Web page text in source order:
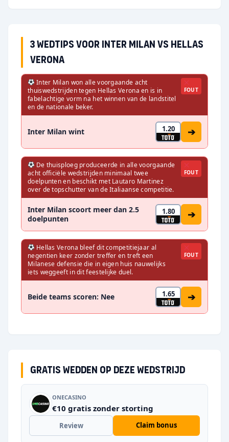
3 wedtips voor Inter Milan vs Hellas
Verona
Inter Milan won alle voorgaande acht
thuiswedstrijden tegen Hellas Verona en is in
fabelachtige vorm na het winnen van de landstitel
en de nationale beker.
FOUT
Inter Milan wint 1.20 ➔
De thuisploeg produceerde in alle voorgaande
acht officiële wedstrijden minimaal twee
doelpunten en beschikt met Lautaro Martinez
over de topschutter van de Italiaanse competitie.
FOUT
Inter Milan scoort meer dan 2.5
doelpunten
1.80 ➔
Hellas Verona bleef dit competitiejaar al
negentien keer zonder treffer en treft een
Milanese defensie die in eigen huis nauwelijks
iets weggeeft in dit feestelijke duel.
FOUT
Beide teams scoren: Nee 1.65 ➔
Gratis wedden op deze wedstrijd
ONECASINO
€10 gratis zonder storting
Review Claim bonus